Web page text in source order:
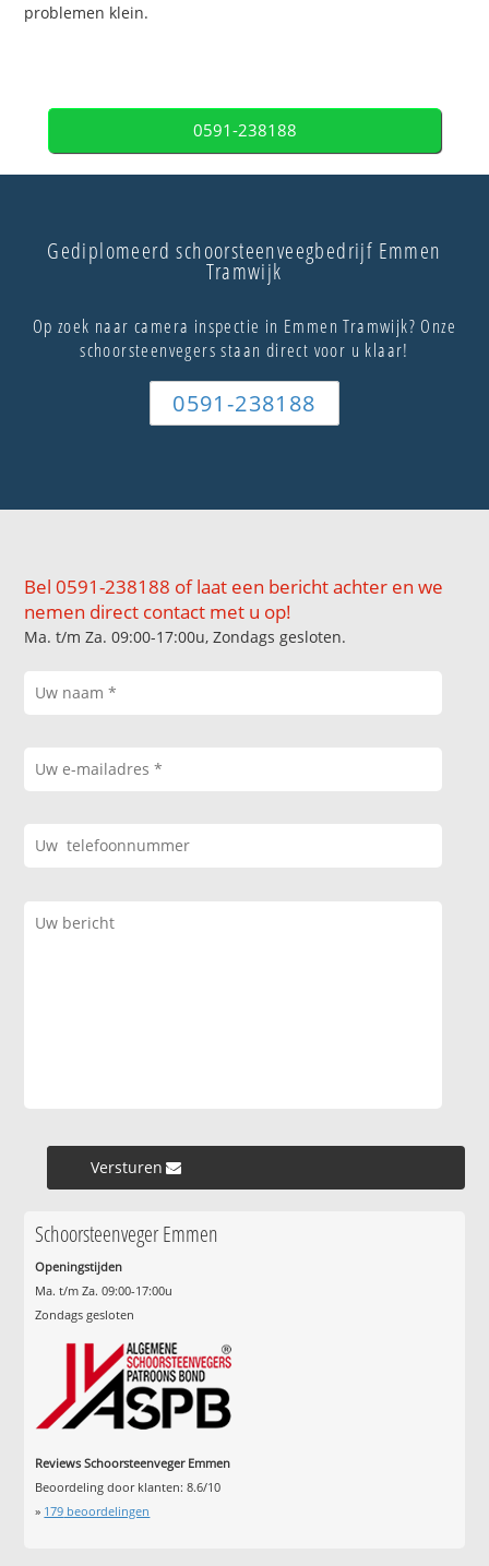
problemen klein.
0591-238188
Gediplomeerd schoorsteenveegbedrijf Emmen
Tramwijk
Op zoek naar camera inspectie in Emmen Tramwijk? Onze
schoorsteenvegers staan direct voor u klaar!
0591-238188
Bel 0591-238188 of laat een bericht achter en we
nemen direct contact met u op!
Ma. t/m Za. 09:00-17:00u, Zondags gesloten.
Versturen »
Schoorsteenveger Emmen
Openingstijden
Ma. t/m Za. 09:00-17:00u
Zondags gesloten
Reviews Schoorsteenveger Emmen
Beoordeling door klanten:8.6/10
» 179 beoordelingen